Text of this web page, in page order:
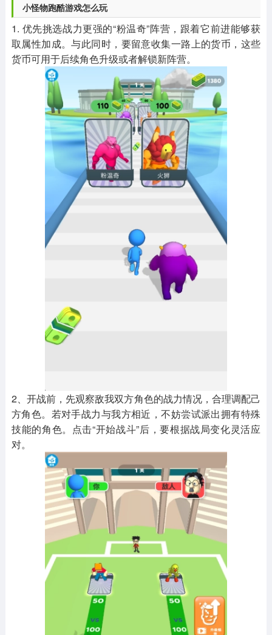
小怪物跑酷游戏怎么玩
1. 优先挑选战力更强的“粉温奇”阵营，跟着它前进能够获
取属性加成。与此同时，要留意收集一路上的货币，这些
货币可用于后续角色升级或者解锁新阵营。
2、开战前，先观察敌我双方角色的战力情况，合理调配己
方角色。若对手战力与我方相近，不妨尝试派出拥有特殊
技能的角色。点击“开始战斗”后，要根据战局变化灵活应
对。